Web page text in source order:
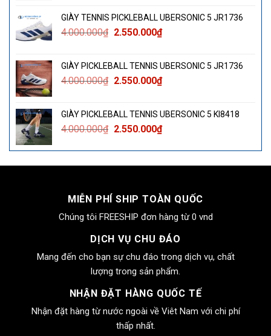
4.300.000₫.là:
2.850.000₫.
GIÀY TENNIS PICKLEBALL UBERSONIC 5 JR1736
4.000.000₫ Giá
4.000.000₫.
2.550.000₫Giá
là:
2.550.000₫.
GIÀY PICKLEBALL TENNIS UBERSONIC 5 JR1736
4.000.000₫ Giá
4.000.000₫.
2.550.000₫Giá
là:
2.550.000₫.
GIÀY PICKLEBALL TENNIS UBERSONIC 5 KI8418
4.000.000₫ Giá
là:
4.000.000₫.
2.550.000₫Giá
tại
là:
MIỄN PHÍ SHIP TOÀN QUỐC
Chúng tôi FREESHIP đơn hàng từ 0 vnd
DỊCH VỤ CHU ĐÁO
Mang đến cho bạn sự chu đáo trong dịch vụ, chất
lượng trong sản phẩm.
NHẬN ĐẶT HÀNG QUỐC TẾ
Nhận đặt hàng từ nước ngoài về Viêt Nam với chi phí
thấp nhất.